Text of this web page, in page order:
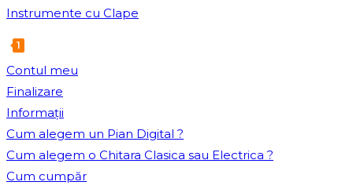
Instrumente cu Clape
1
Toggle
website
search
Contul meu
Finalizare
Informații
Cum alegem un Pian Digital ?
Cum alegem o Chitara Clasica sau Electrica ?
Cum cumpăr